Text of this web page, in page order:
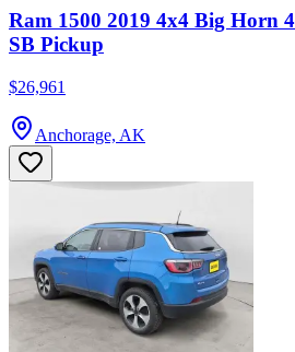
Ram 1500 2019 4x4 Big Horn
SB Pickup
$26,961
Anchorage, AK